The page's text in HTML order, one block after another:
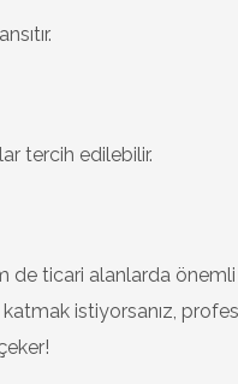
tercih edilebilir.
de ticari alanlarda
istiyorsanız,